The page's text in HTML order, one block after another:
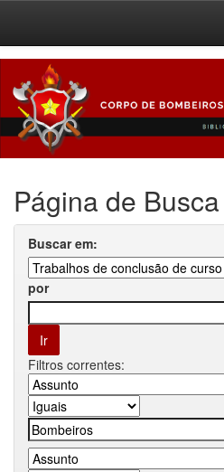
navigation
Página de Busca
Buscar em:
por
Filtros correntes: